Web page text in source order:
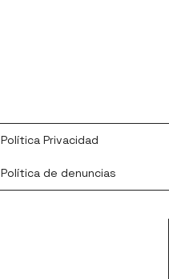
Política Privacidad
Política de denuncias